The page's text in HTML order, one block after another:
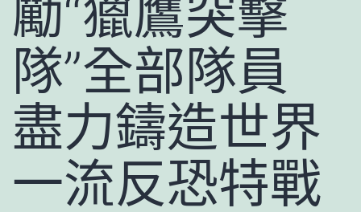
勵“獵鷹突擊
隊”全部隊員
盡力鑄造世界
一流反恐特戰